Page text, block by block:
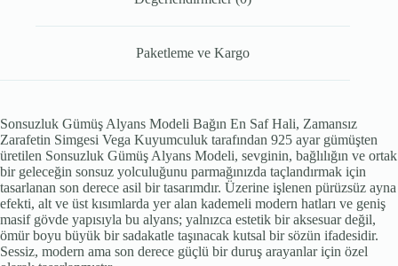
Paketleme ve Kargo
Sonsuzluk Gümüş Alyans Modeli Bağın En Saf Hali, Zamansız
Zarafetin Simgesi Vega Kuyumculuk tarafından 925 ayar gümüşten
üretilen Sonsuzluk Gümüş Alyans Modeli, sevginin, bağlılığın ve ortak
bir geleceğin sonsuz yolculuğunu parmağınızda taçlandırmak için
tasarlanan son derece asil bir tasarımdır. Üzerine işlenen pürüzsüz ayna
efekti, alt ve üst kısımlarda yer alan kademeli modern hatları ve geniş
masif gövde yapısıyla bu alyans; yalnızca estetik bir aksesuar değil,
ömür boyu büyük bir sadakatle taşınacak kutsal bir sözün ifadesidir.
Sessiz, modern ama son derece güçlü bir duruş arayanlar için özel